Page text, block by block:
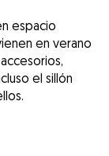
espacio
en verano
el sillón